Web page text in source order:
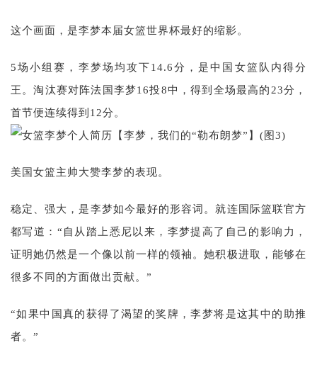
这个画面，是李梦本届女篮世界杯最好的缩影。
5场小组赛，李梦场均攻下14.6分，是中国女篮队内得分
王。淘汰赛对阵法国李梦16投8中，得到全场最高的23分，
首节便连续得到12分。
美国女篮主帅大赞李梦的表现。
稳定、强大，是李梦如今最好的形容词。就连国际篮联官方
都写道：“自从踏上悉尼以来，李梦提高了自己的影响力，
证明她仍然是一个像以前一样的领袖。她积极进取，能够在
很多不同的方面做出贡献。”
“如果中国真的获得了渴望的奖牌，李梦将是这其中的助推
者。”